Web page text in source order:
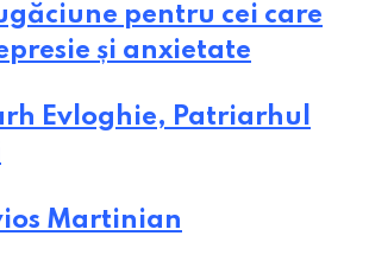
pentru cei care
și anxietate
Evloghie, Patriarhul
Martinian